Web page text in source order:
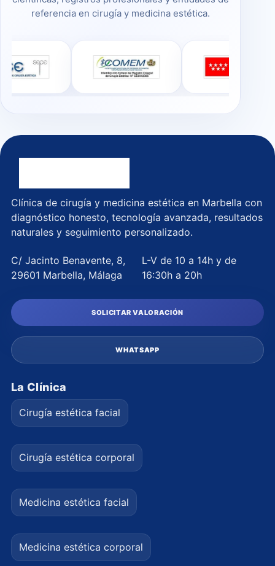
referencia en cirugía y medicina estética.
Clínica de cirugía y medicina estética en Marbella con
diagnóstico honesto, tecnología avanzada, resultados
naturales y seguimiento personalizado.
C/ Jacinto Benavente, 8,
29601 Marbella, Málaga
L-V de 10 a 14h y de
16:30h a 20h
SOLICITAR VALORACIÓN
WHATSAPP
La Clínica
Cirugía estética facial
Cirugía estética corporal
Medicina estética facial
Medicina estética corporal